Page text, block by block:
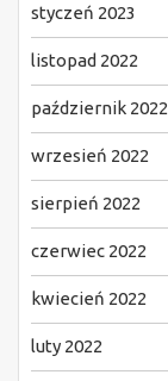
styczeń 2023
listopad 2022
październik 2022
wrzesień 2022
sierpień 2022
czerwiec 2022
kwiecień 2022
luty 2022